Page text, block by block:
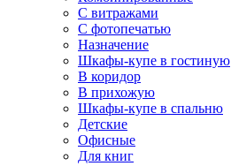
С витражами
С фотопечатью
Назначение
Шкафы-купе в гостиную
В коридор
В прихожую
Шкафы-купе в спальню
Детские
Офисные
Для книг